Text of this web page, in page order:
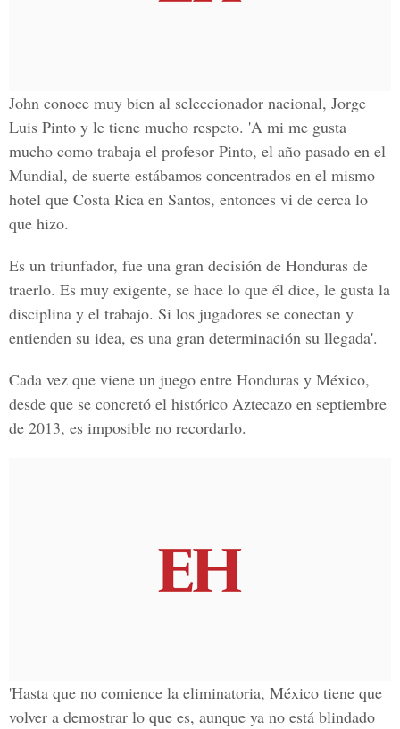
John conoce muy bien al seleccionador nacional, Jorge
Luis Pinto y le tiene mucho respeto. 'A mi me gusta
mucho como trabaja el profesor Pinto, el año pasado en el
Mundial, de suerte estábamos concentrados en el mismo
hotel que Costa Rica en Santos, entonces vi de cerca lo
que hizo.
Es un triunfador, fue una gran decisión de Honduras de
traerlo. Es muy exigente, se hace lo que él dice, le gusta la
disciplina y el trabajo. Si los jugadores se conectan y
entienden su idea, es una gran determinación su llegada'.
Cada vez que viene un juego entre Honduras y México,
desde que se concretó el histórico Aztecazo en septiembre
de 2013, es imposible no recordarlo.
'Hasta que no comience la eliminatoria, México tiene que
volver a demostrar lo que es, aunque ya no está blindado